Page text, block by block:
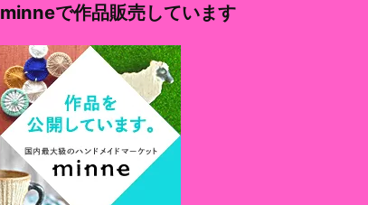
ブ
minneで作品販売しています